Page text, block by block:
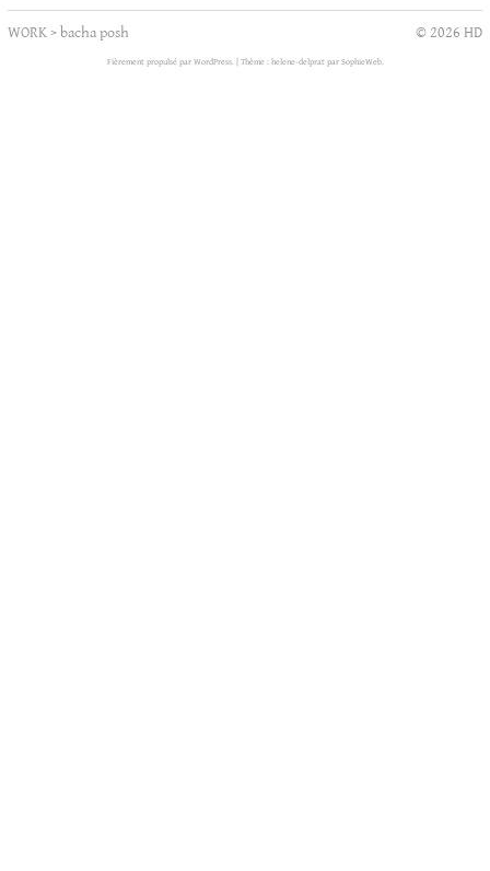
WORK> bacha posh © 2026 HD
Fièrement propulsé par WordPress. Thème : helene-delprat par SophieWeb.